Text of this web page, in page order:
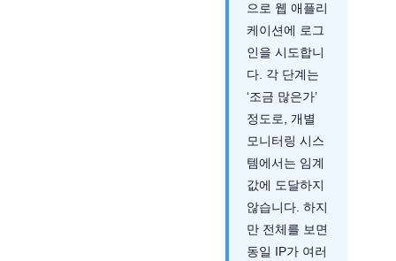
으로 웹 애플리
케이션에 로그
인을 시도합니
다. 각 단계는
‘조금 많은가’
정도로, 개별
모니터링 시스
템에서는 임계
값에 도달하지
않습니다. 하지
만 전체를 보면
동일 IP가 여러